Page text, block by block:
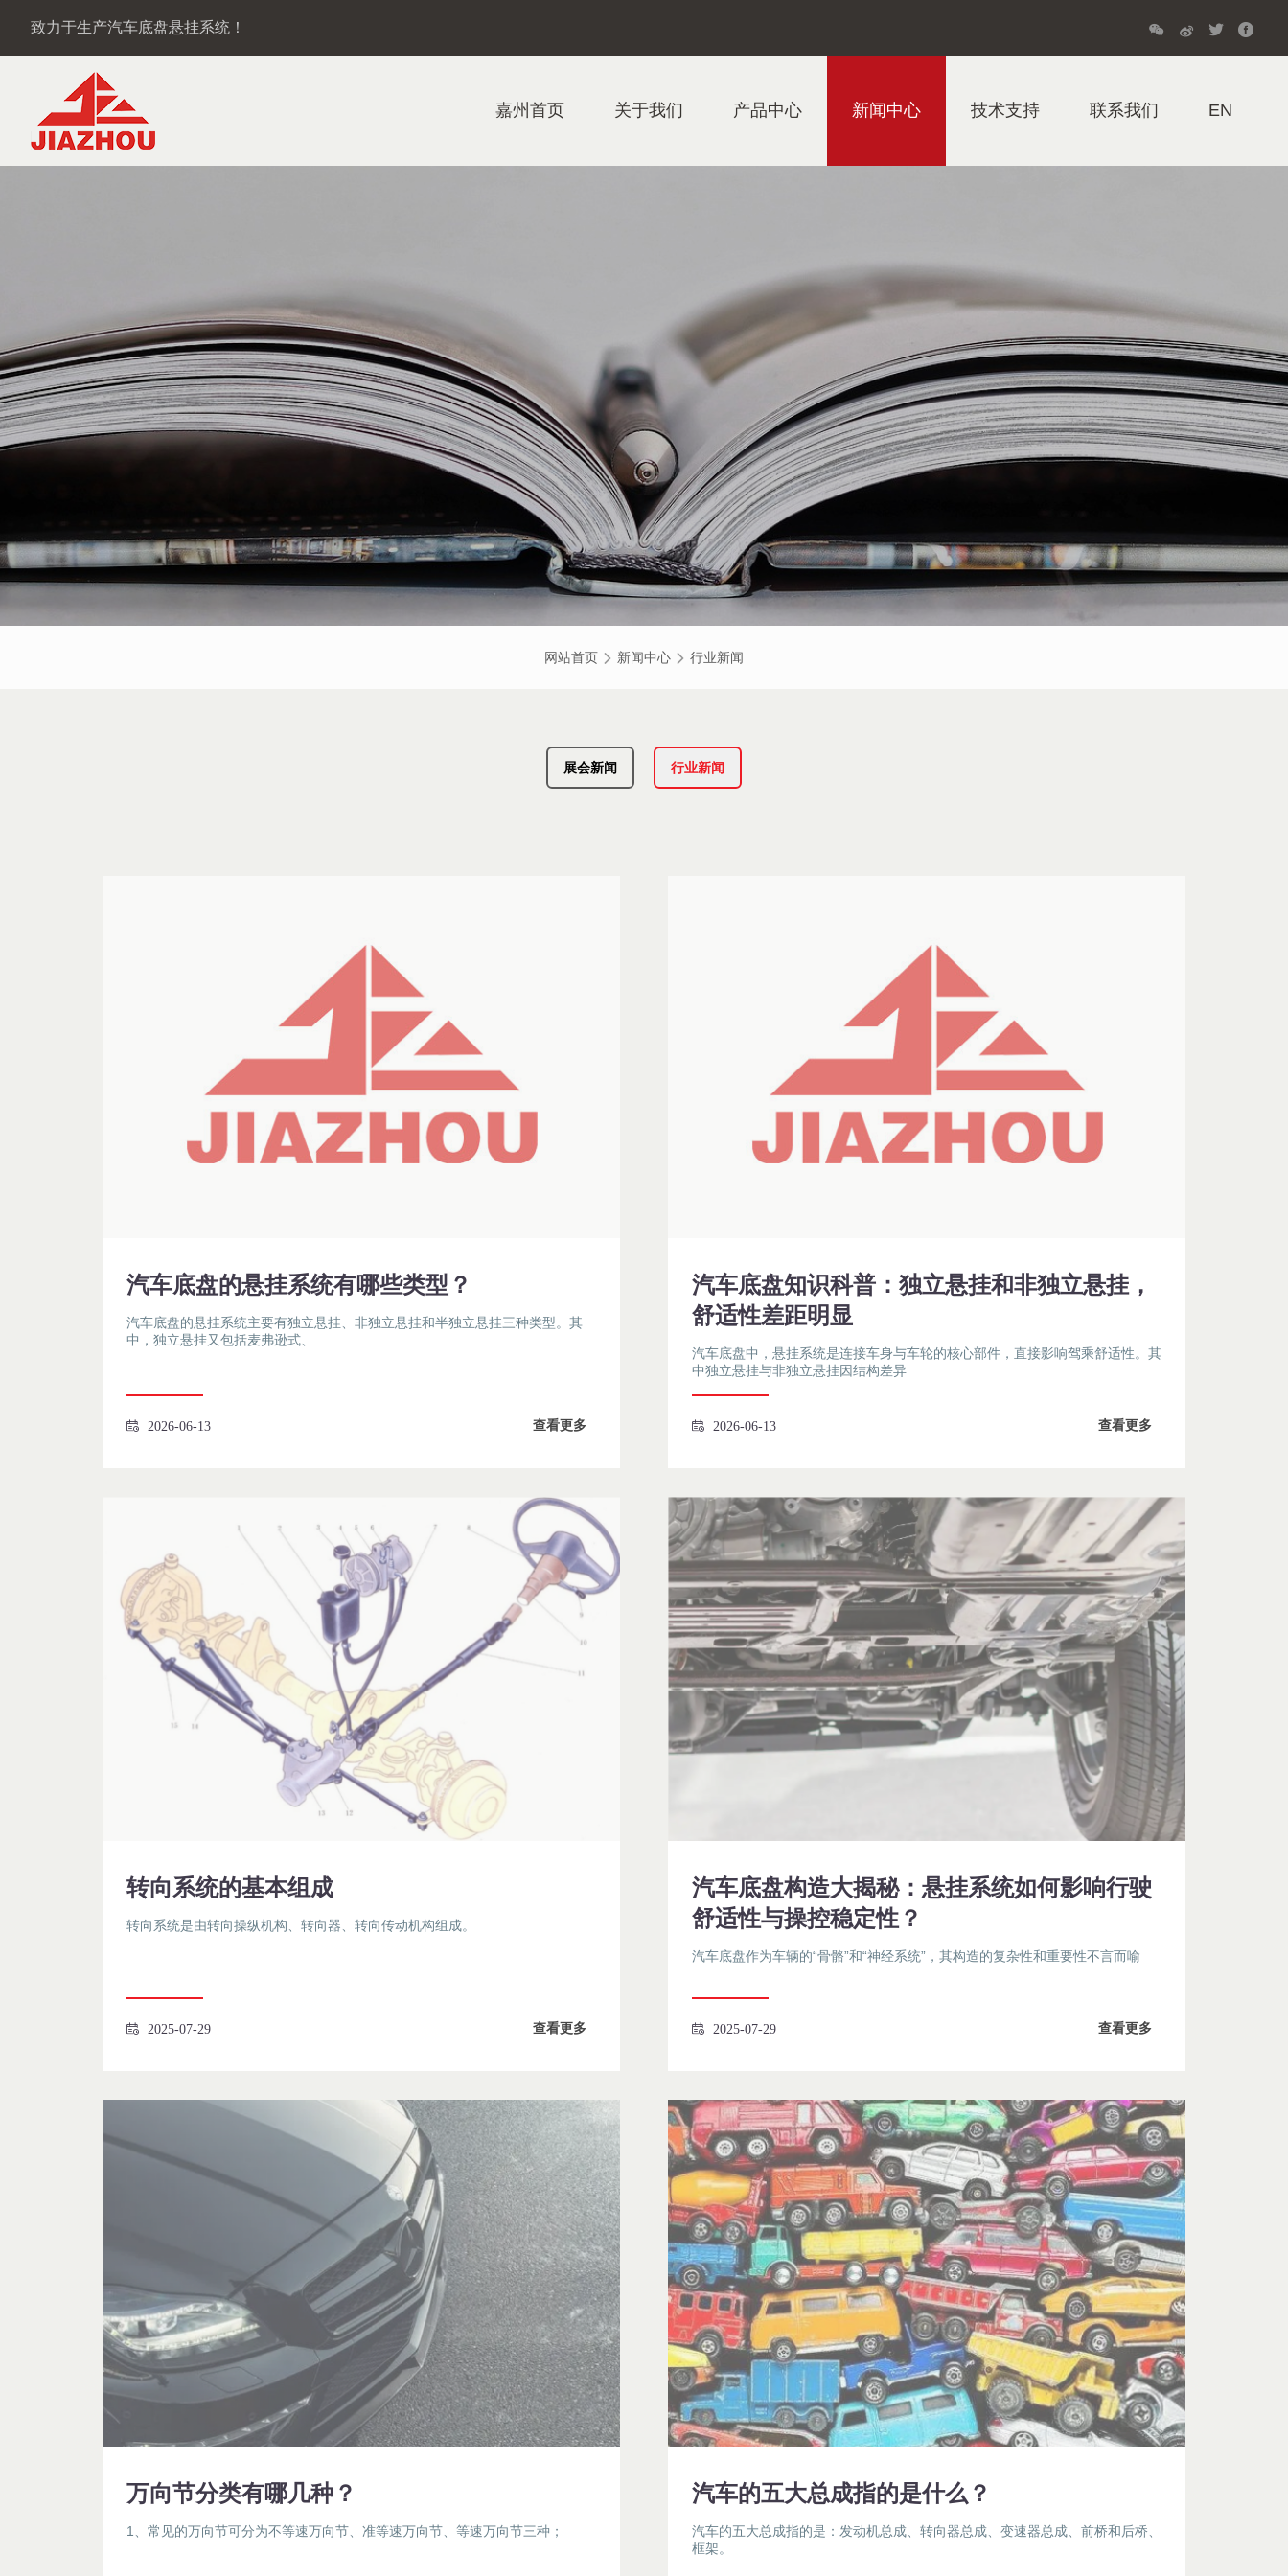
致力于生产汽车底盘悬挂系统！
嘉州首页 关于我们 产品中心 新闻中心 技术支持 联系我们 EN
网站首页 新闻中心 行业新闻
展会新闻 行业新闻
汽车底盘的悬挂系统有哪些类型？
2026-06-13 查看更多
汽车底盘的悬挂系统主要有独立悬挂、非独立悬挂和半独立悬挂三种类型。其
中，独立悬挂又包括麦弗逊式、
汽车底盘知识科普：独立悬挂和非独立悬挂，
舒适性差距明显
2026-06-13 查看更多
汽车底盘中，悬挂系统是连接车身与车轮的核心部件，直接影响驾乘舒适性。其
中独立悬挂与非独立悬挂因结构差异
转向系统的基本组成
2025-07-29 查看更多
转向系统是由转向操纵机构、转向器、转向传动机构组成。
汽车底盘构造大揭秘：悬挂系统如何影响行驶
舒适性与操控稳定性？
2025-07-29 查看更多
汽车底盘作为车辆的“骨骼”和“神经系统”，其构造的复杂性和重要性不言而喻
万向节分类有哪几种？
1、常见的万向节可分为不等速万向节、准等速万向节、等速万向节三种；
汽车的五大总成指的是什么？
汽车的五大总成指的是：发动机总成、转向器总成、变速器总成、前桥和后桥、
框架。